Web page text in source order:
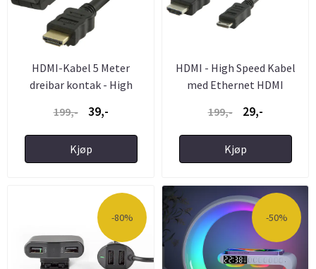
HDMI-Kabel 5 Meter
dreibar kontak - High
199,- 39,-
Kjøp
HDMI - High Speed Kabel
med Ethernet HDMI
199,- 29,-
Kjøp
-80% -50%